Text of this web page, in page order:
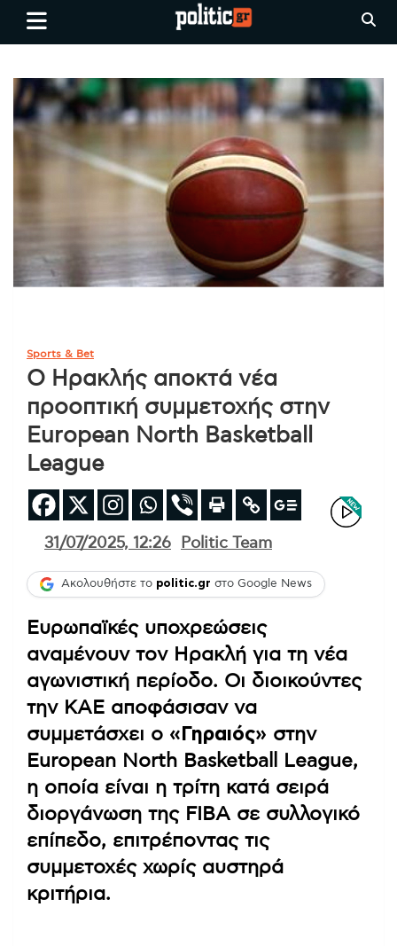
Skip
Ειδήσεις απο τη
Θεσσαλονίκη, την Ελλάδα και
όλο τον Κόσμο
politic.gr
Sports & Bet
Ο Ηρακλής αποκτά νέα
προοπτική συμμετοχής στην
European North Basketball
League
31/07/2025, 12:26 Politic Team
Ακολουθήστε το politic.gr στο Google News
Ευρωπαϊκές υποχρεώσεις
αναμένουν τον Ηρακλή για τη νέα
αγωνιστική περίοδο. Οι διοικούντες
την ΚΑΕ αποφάσισαν να
συμμετάσχει ο «Γηραιός» στην
European North Basketball League,
η οποία είναι η τρίτη κατά σειρά
διοργάνωση της FIBA σε συλλογικό
επίπεδο, επιτρέποντας τις
συμμετοχές χωρίς αυστηρά
κριτήρια.